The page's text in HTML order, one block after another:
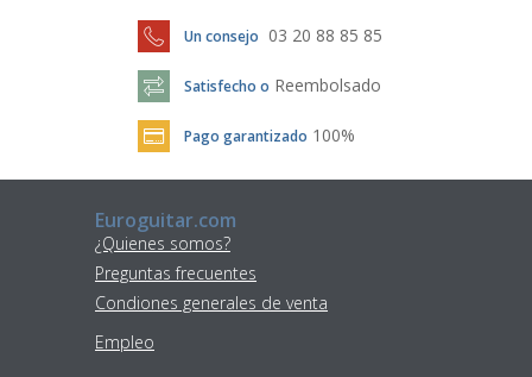
Un consejo 03 20 88 85 85
Satisfecho o Reembolsado
Pago garantizado 100%
Euroguitar.com
¿Quienes somos?
Preguntas frecuentes
Condiones generales de venta
Empleo